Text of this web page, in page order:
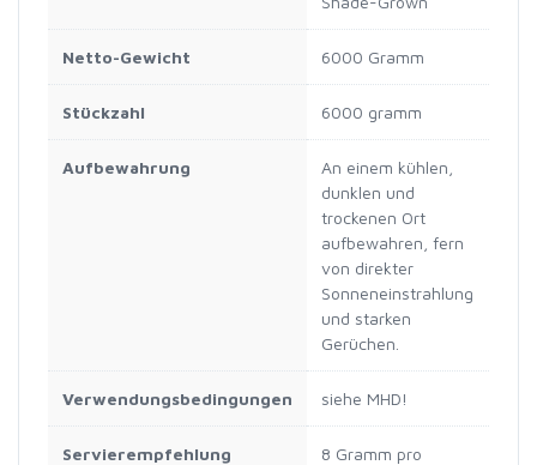
Netto-Gewicht ‎6000 Gramm
Stückzahl ‎6000 gramm
Aufbewahrung
‎An einem kühlen,
dunklen und
trockenen Ort
aufbewahren, fern
von direkter
Sonneneinstrahlung
und starken
Gerüchen.
Verwendungsbedingungen ‎siehe MHD!
Servierempfehlung
‎8 Gramm pro